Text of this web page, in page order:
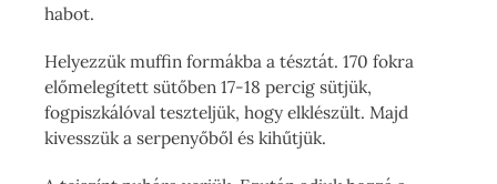
habot.
Helyezzük muffin formákba a tésztát. 170 fokra
előmelegített sütőben 17-18 percig sütjük,
fogpiszkálóval teszteljük, hogy elklészült. Majd
kivesszük a serpenyőből és kihűtjük.